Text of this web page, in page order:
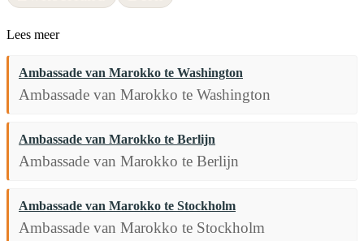
Lees meer
Ambassade van Marokko te Washington
Ambassade van Marokko te Washington
Ambassade van Marokko te Berlijn
Ambassade van Marokko te Berlijn
Ambassade van Marokko te Stockholm
Ambassade van Marokko te Stockholm